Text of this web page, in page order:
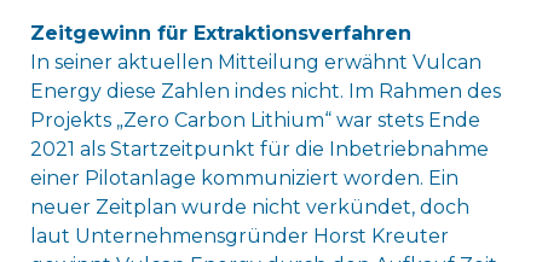
Zeitgewinn für Extraktionsverfahren
In seiner aktuellen Mitteilung erwähnt Vulcan
Energy diese Zahlen indes nicht. Im Rahmen des
Projekts „Zero Carbon Lithium“ war stets Ende
2021 als Startzeitpunkt für die Inbetriebnahme
einer Pilotanlage kommuniziert worden. Ein
neuer Zeitplan wurde nicht verkündet, doch
laut Unternehmensgründer Horst Kreuter